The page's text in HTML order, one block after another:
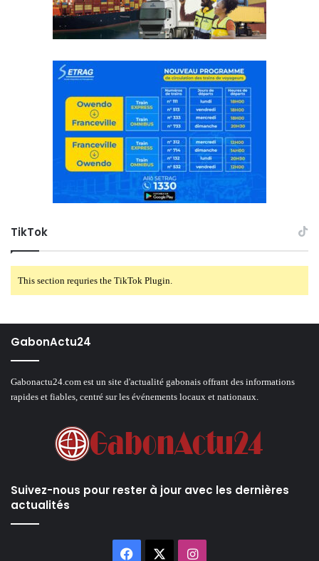
TikTok
This section requries the TikTok Plugin.
GabonActu24
Gabonactu24.com est un site d'actualité gabonais offrant des informations
rapides et fiables, centré sur les événements locaux et nationaux.
Suivez-nous pour rester à jour avec les dernières
actualités
Facebook Instagram